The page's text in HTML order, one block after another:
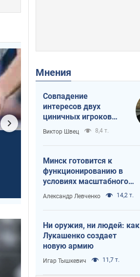
Мнения
Совпадение
интересов двух
циничных игроков
или тайный план
Трампа и Путина?
Виктор Швец 8,4 т.
Минск готовится к
функционированию в
условиях масштабного
военного кризиса
Александр Левченко 14,2 т.
Ни оружия, ни людей: как
Лукашенко создает
новую армию
Игар Тышкевич 11,7 т.